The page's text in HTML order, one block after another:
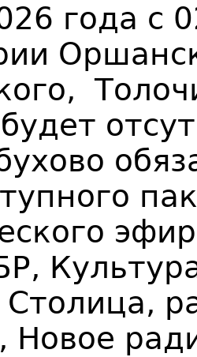
года с
Столица,
Новое